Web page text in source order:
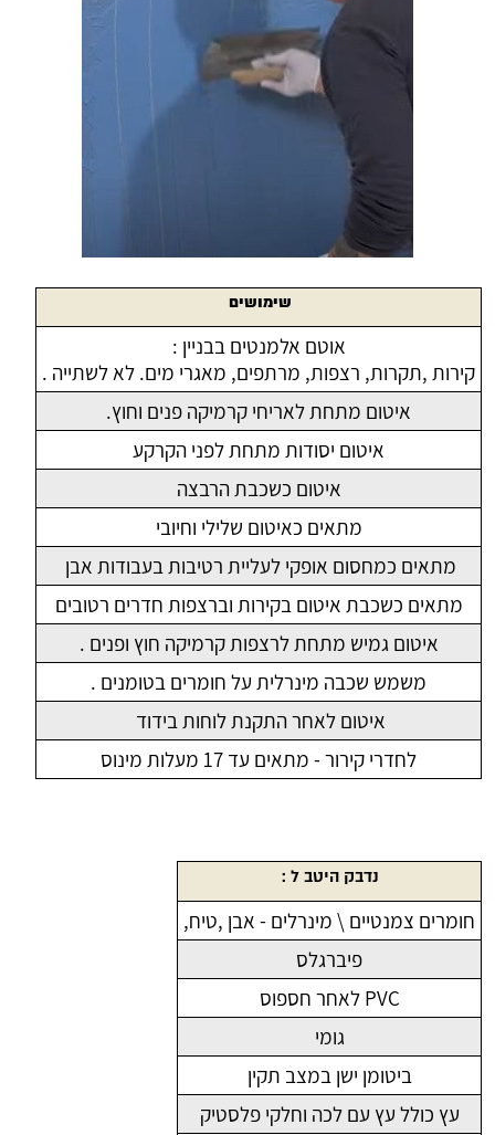
שימושים
אוטם אלמנטים בבניין :
קירות ,תקרות, רצפות, מרתפים, מאגרי מים. לא לשתייה .
איטום מתחת לאריחי קרמיקה פנים וחוץ.
איטום יסודות מתחת לפני הקרקע
איטום כשכבת הרבצה
מתאים כאיטום שלילי וחיובי
מתאים כמחסום אופקי לעליית רטיבות בעבודות אבן
מתאים כשכבת איטום בקירות וברצפות חדרים רטובים
איטום גמיש מתחת לרצפות קרמיקה חוץ ופנים .
משמש שכבה מינרלית על חומרים בטומנים .
איטום לאחר התקנת לוחות בידוד
לחדרי קירור - מתאים עד 17 מעלות מינוס
נדבק היטב ל :
חומרים צמנטיים \ מינרלים - אבן ,טיח,
פיברגלס
PVC לאחר חספוס
גומי
ביטומן ישן במצב תקין
עץ כולל עץ עם לכה וחלקי פלסטיק